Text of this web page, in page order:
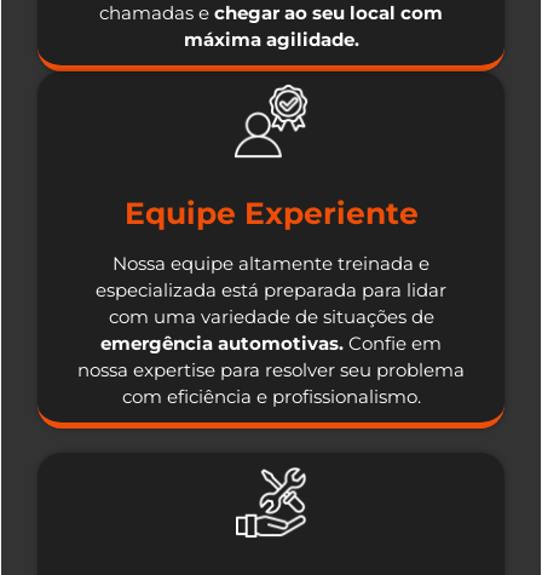
chamadas e chegar ao seu local com
máxima agilidade.
Equipe Experiente
Nossa equipe altamente treinada e
especializada está preparada para lidar
com uma variedade de situações de
emergência automotivas. Confie em
nossa expertise para resolver seu problema
com eficiência e profissionalismo.